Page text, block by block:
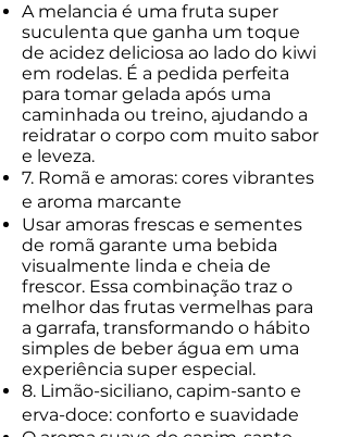
A melancia é uma fruta super
suculenta que ganha um toque
de acidez deliciosa ao lado do kiwi
em rodelas. É a pedida perfeita
para tomar gelada após uma
caminhada ou treino, ajudando a
reidratar o corpo com muito sabor
e leveza.
7. Romã e amoras: cores vibrantes
e aroma marcante
Usar amoras frescas e sementes
de romã garante uma bebida
visualmente linda e cheia de
frescor. Essa combinação traz o
melhor das frutas vermelhas para
a garrafa, transformando o hábito
simples de beber água em uma
experiência super especial.
8. Limão-siciliano, capim-santo e
erva-doce: conforto e suavidade